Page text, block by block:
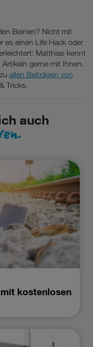
Beinen? Nicht mit
es einen Life Hack oder
Matthias kennt
gerne mit Ihnen.
allen Beiträgen von
Tricks.
auch
kostenlosen